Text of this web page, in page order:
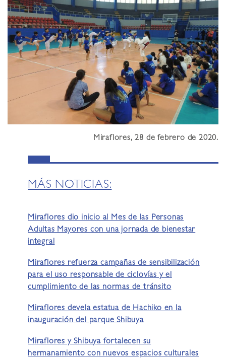
Miraflores, 28 de febrero de 2020.
MÁS NOTICIAS:
Miraflores dio inicio al Mes de las Personas
Adultas Mayores con una jornada de bienestar
integral
Miraflores refuerza campañas de sensibilización
para el uso responsable de ciclovías y el
cumplimiento de las normas de tránsito
Miraflores devela estatua de Hachiko en la
inauguración del parque Shibuya
Miraflores y Shibuya fortalecen su
hermanamiento con nuevos espacios culturales